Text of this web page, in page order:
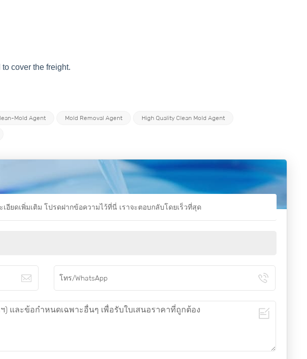
cover the freight.
Mold Agent Mold Removal Agent High Quality Clean Mold Agent
ยดเพิ่มเติม โปรดฝากข้อความไว้ที่นี่ เราจะตอบกลับโดยเร็วที่สุด